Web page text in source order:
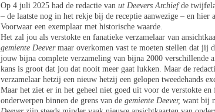
Op 4 juli 2025 had de redactie van ut Deevers Archiefde
– de laatste nog in het rekje bij de receptie aanwezige – en hier
Voorwaar een exemplaar met historische waarde.
Het zal jou als verstokte en fanatieke verzamelaar van
gemiente Deevermaar overkomen vast te moeten stellen dat jij
jouw bijna complete verzameling van bijna 2000 verschillende
kans is groot dat jou dat nooit meer gaat lukken. Maar de
verzamelaar hetzij een nieuw hetzij een gelopen tweedehands
Maar het ziet er in het geheel niet goed uit voor de verstokte en
onderwerpen binnen de grens van de gemiente Deever, want bij